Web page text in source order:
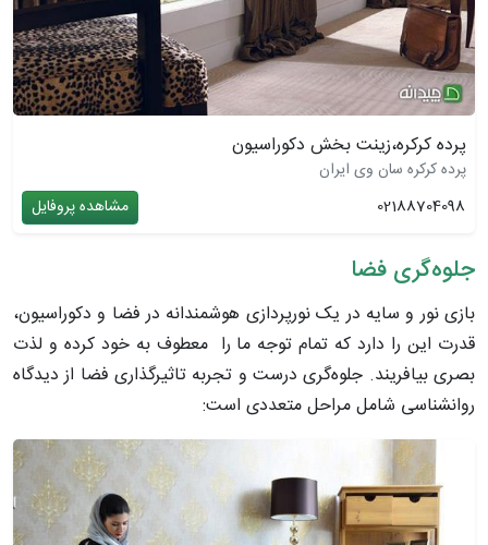
پرده کرکره،زینت بخش دکوراسیون
پرده کرکره سان وی ایران
02188704098
مشاهده پروفایل
جلوه‌گری فضا
بازی نور و سایه در یک نورپردازی هوشمندانه در فضا و دکوراسیون،
قدرت این را دارد که تمام توجه ما را معطوف به خود کرده و لذت
بصری بیافریند. جلوه‌گری درست و تجربه تاثیرگذاری فضا از دیدگاه
روانشناسی شامل مراحل متعددی است: